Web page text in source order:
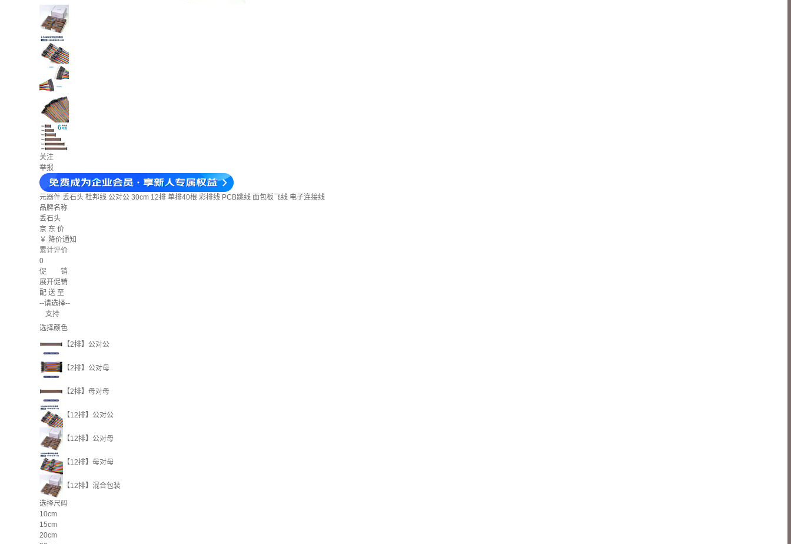
关注
举报
元器件 丢石头 杜邦线 公对公 30cm 12排 单排40根 彩排线 PCB跳线 面包板飞线 电子连接线
品牌名称
丢石头
京 东 价
￥ 降价通知
累计评价
0
促 销
展开促销
配 送 至
--请选择--
支持
选择颜色
【2排】公对公
【2排】公对母
【2排】母对母
【12排】公对公
【12排】公对母
【12排】母对母
【12排】混合包装
选择尺码
10cm
15cm
20cm